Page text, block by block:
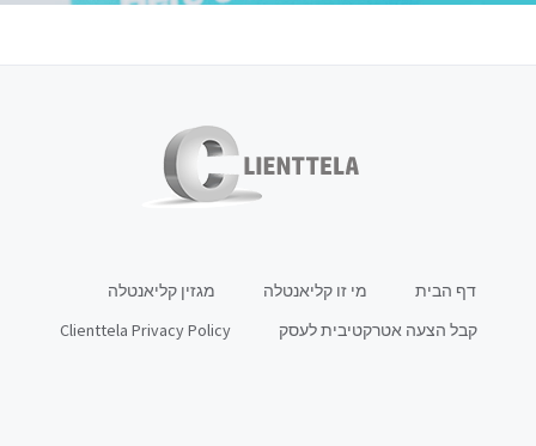
דף הבית מי זו קליאנטלה
מגזין קליאנטלה
קבל הצעה אטרקטיבית לעסק
Clienttela Privacy Policy